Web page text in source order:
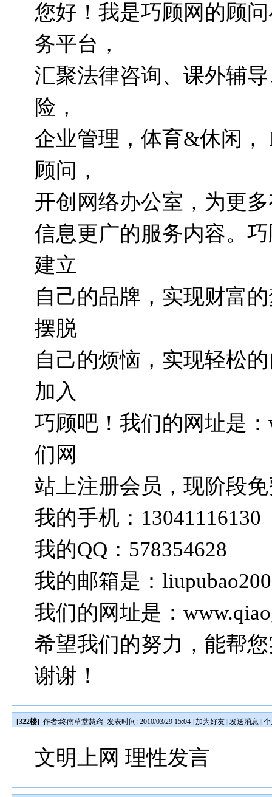
您好！我是巧顾网的顾
务平台，
汇聚法律咨询、课外辅
险，
企业管理，体育&休闲
顾问，
开创网络办公室，为更
信息更广的服务内容。
建立
自己的品牌，实现财富
摆脱
自己的烦恼，实现轻松
加入
巧顾吧！我们的网址是
们网
站上注册会员，现阶段
我的手机：13041116130
我的QQ：578354628
我的邮箱是：
我们的网址是：
希望我们的努力，能帮
谢谢！
[322楼] 作者:终南草堂慧窍 发表时间: 2010/03/29 15:04 [加为好友][发送消息][
文明上网 理性发言